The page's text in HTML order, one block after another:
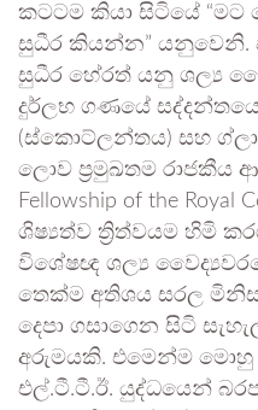
කටටම කියා සිටියේ
සුධීර කියන්න” යනුවෙනි.
සුධීර හේරත් යනු ශල්‍ය
දුර්ලභ ගණයේ
(ස්කොට්ලන්තය) සහ
ලොව ප්‍රමුඛතම රාජකීය
Fellowship of the Royal
ශිෂ්‍යත්ව ත්‍රිත්වයම හිමි
විශේෂඥ ශල්‍ය
තෙක්ම අතිශය සරල
දෙපා ගසාගෙන සිටි
අරුමයකි. එමෙන්ම මොහු
එල්.ටී.ටී.ඊ. යුද්ධයෙන්